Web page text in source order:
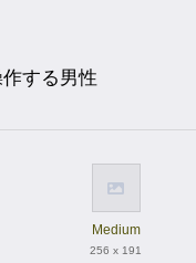
する男性
Medium
256 x 191